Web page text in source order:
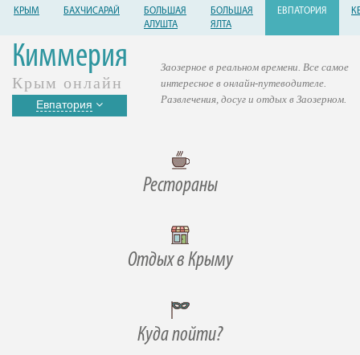
КРЫМ БАХЧИСАРАЙ
БОЛЬШАЯ
АЛУШТА
БОЛЬШАЯ
ЯЛТА
ЕВПАТОРИЯ
Киммерия
Крым онлайн
Евпатория
Рестораны
Отдых в Крыму
Куда пойти?
Заозерное в реальном времени. Все самое
интересное в онлайн-путеводителе.
Развлечения, досуг и отдых в Заозерном.